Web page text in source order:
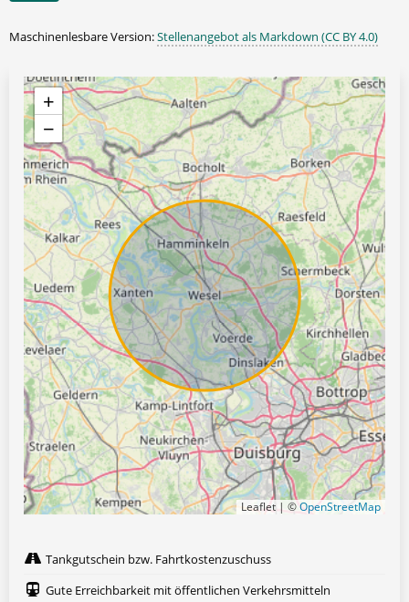
Maschinenlesbare Version:Stellenangebot als Markdown (CC BY 4.0)
+
−
Leaflet | ©OpenStreetMap
Tankgutschein bzw. Fahrtkostenzuschuss
Gute Erreichbarkeit mit öffentlichen Verkehrsmitteln